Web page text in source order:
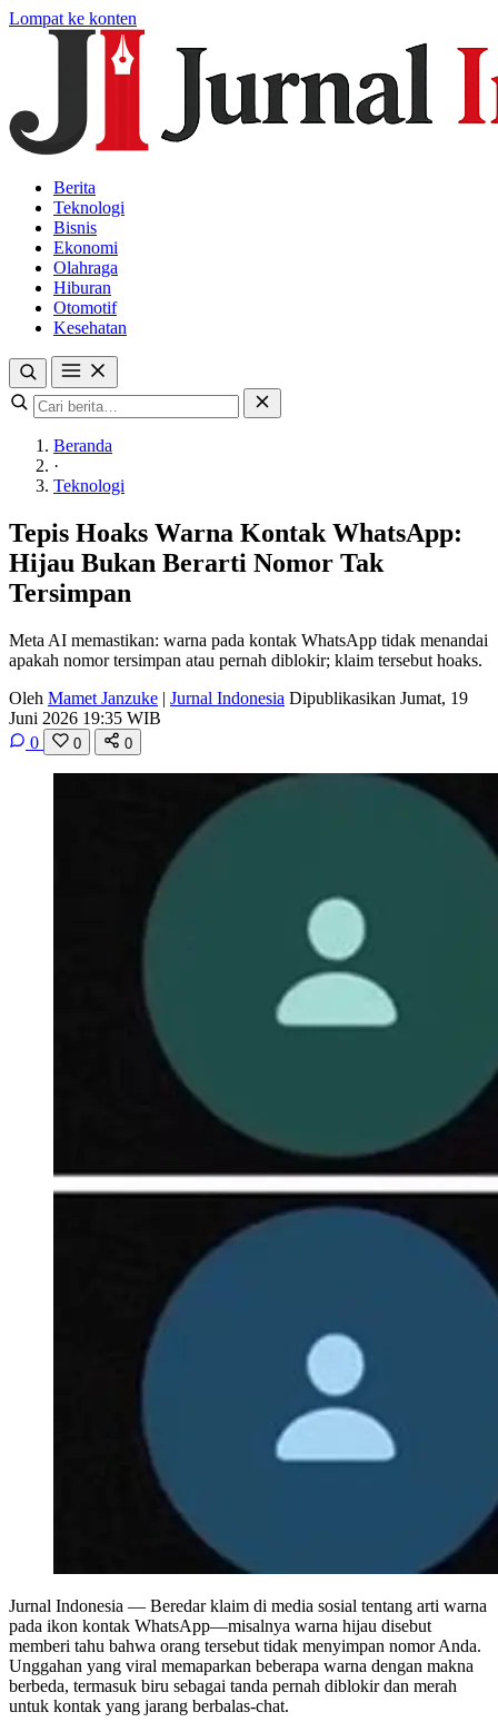
Lompat ke konten
Berita
Teknologi
Bisnis
Ekonomi
Olahraga
Hiburan
Otomotif
Kesehatan
Beranda
·
Teknologi
Tepis Hoaks Warna Kontak WhatsApp:
Hijau Bukan Berarti Nomor Tak
Tersimpan
Meta AI memastikan: warna pada kontak WhatsApp tidak menandai
apakah nomor tersimpan atau pernah diblokir; klaim tersebut hoaks.
Oleh Mamet Janzuke | Jurnal Indonesia Dipublikasikan Jumat, 19
Juni 2026 19:35 WIB
0
0 0
Jurnal Indonesia — Beredar klaim di media sosial tentang arti warna
pada ikon kontak WhatsApp—misalnya warna hijau disebut
memberi tahu bahwa orang tersebut tidak menyimpan nomor Anda.
Unggahan yang viral memaparkan beberapa warna dengan makna
berbeda, termasuk biru sebagai tanda pernah diblokir dan merah
untuk kontak yang jarang berbalas-chat.